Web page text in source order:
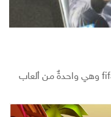
فيفا 18 تتبع لعبة fifa 18 لسلسة ألعاب fifa وهي واحدةٌ من ألعاب